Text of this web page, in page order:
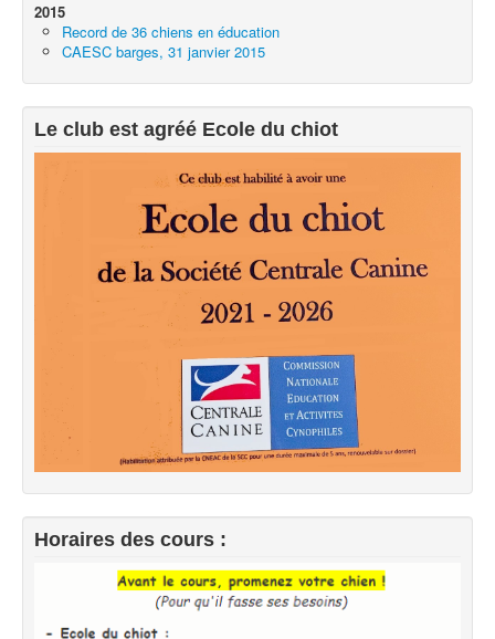
2015
Record de 36 chiens en éducation
CAESC barges, 31 janvier 2015
Le club est agréé Ecole du chiot
Horaires des cours :